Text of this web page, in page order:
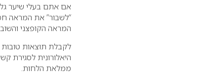
אם אתם בעלי שיער
“לשבור” את המראה
המראה הקופצני
לקבלת תוצאות
היאלורונית לסגירת
ממלאת הלחות.